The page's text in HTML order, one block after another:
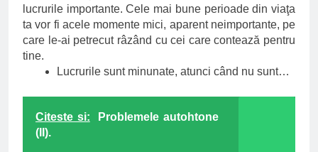
lucrurile importante. Cele mai bune perioade din viaţa
ta vor fi acele momente mici, aparent neimportante, pe
care le-ai petrecut râzând cu cei care contează pentru
tine.
Lucrurile sunt minunate, atunci când nu sunt…
Citeste si:
Problemele autohtone
(II).